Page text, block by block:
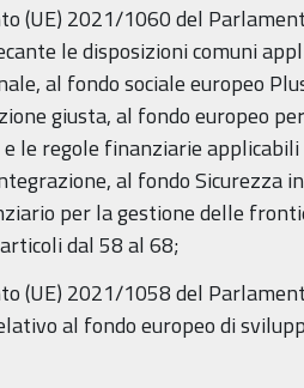
(UE) 2021/1060 del
le disposizioni comuni
al fondo sociale europeo
giusta, al fondo europeo
e le regole finanziarie
al fondo Sicurezza
per la gestione delle
dal 58 al 68;
(UE) 2021/1058 del
al fondo europeo di